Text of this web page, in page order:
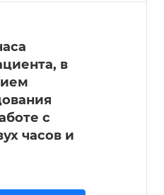
в
с
часов и